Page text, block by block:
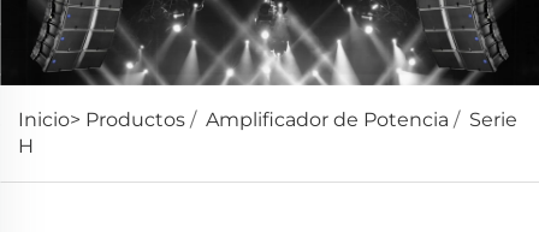
Inicio> Productos / Amplificador de Potencia / Serie
H